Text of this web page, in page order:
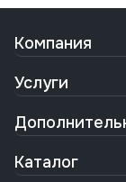
Компания
Услуги
Каталог